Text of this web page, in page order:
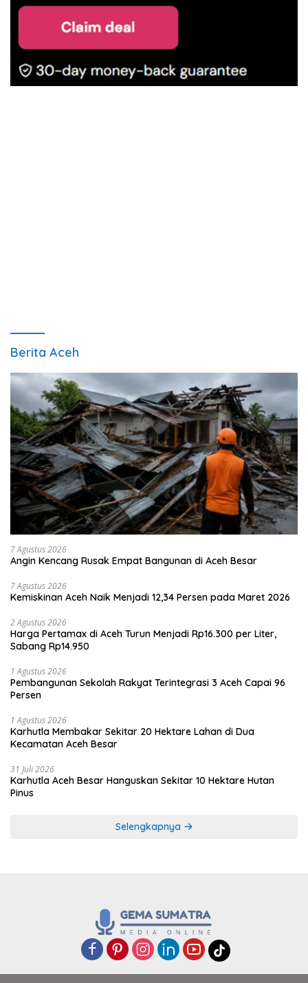
Berita Aceh
7 Agustus 2026
Angin Kencang Rusak Empat Bangunan di Aceh Besar
7 Agustus 2026
Kemiskinan Aceh Naik Menjadi 12,34 Persen pada Maret 2026
2 Agustus 2026
Harga Pertamax di Aceh Turun Menjadi Rp16.300 per Liter,
Sabang Rp14.950
1 Agustus 2026
Pembangunan Sekolah Rakyat Terintegrasi 3 Aceh Capai 96
Persen
1 Agustus 2026
Karhutla Membakar Sekitar 20 Hektare Lahan di Dua
Kecamatan Aceh Besar
31 Juli 2026
Karhutla Aceh Besar Hanguskan Sekitar 10 Hektare Hutan
Pinus
Selengkapnya